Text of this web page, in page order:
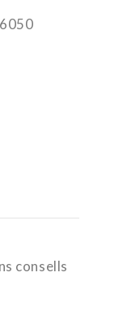
consells